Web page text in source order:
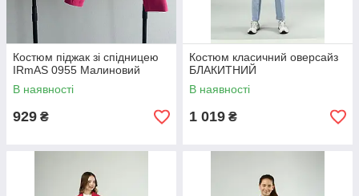
Костюм піджак зі спідницею
ІRmAS 0955 Малиновий
В наявності
929 ₴
Костюм класичний оверсайз
БЛАКИТНИЙ
В наявності
1 019 ₴